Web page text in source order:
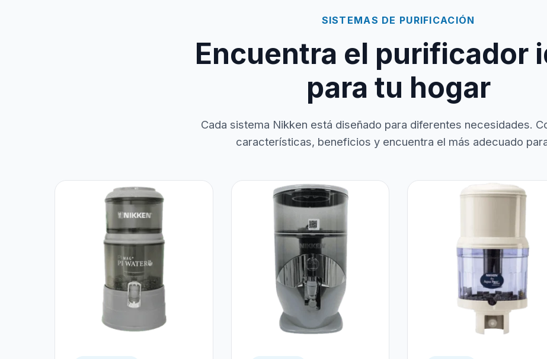
SISTEMAS DE PURIFICACIÓN
Encuentra el purificador
para tu hogar
Cada sistema Nikken está diseñado para diferentes necesidades.
características, beneficios y encuentra el más adecuado